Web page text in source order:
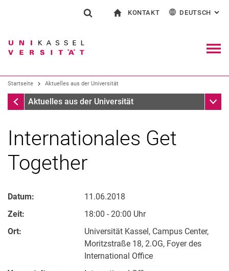
Springe direkt zu: Inhalt
Springe direkt zu: Suche
Springe direkt zu:
Suchen (öffnet externen Link in einem
KONTAKT
Kontakt für Presse und Öffentlichkeit
Einrichtungen suchen
DEUTSCH :
Startseite Aktuelles aus der Universität
Startseite
Aktuelles aus der Universität
Internationales Get
Together
Datum:
11.06.2018
Zeit:
18:00 - 20:00 Uhr
Ort:
Universität Kassel, Campus Center,
Moritzstraße 18, 2.OG, Foyer des
International Office